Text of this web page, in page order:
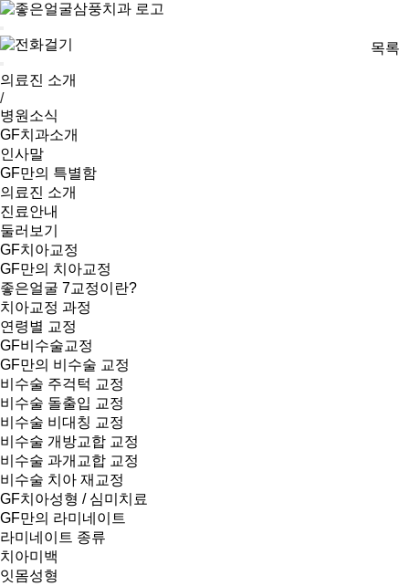
의료진 소개
/
병원소식
GF치과소개
인사말
GF만의 특별함
의료진 소개
진료안내
둘러보기
GF치아교정
GF만의 치아교정
좋은얼굴 7교정이란?
치아교정 과정
연령별 교정
GF비수술교정
GF만의 비수술 교정
비수술 주걱턱 교정
비수술 돌출입 교정
비수술 비대칭 교정
비수술 개방교합 교정
비수술 과개교합 교정
비수술 치아 재교정
GF치아성형 / 심미치료
GF만의 라미네이트
라미네이트 종류
치아미백
잇몸성형
목록